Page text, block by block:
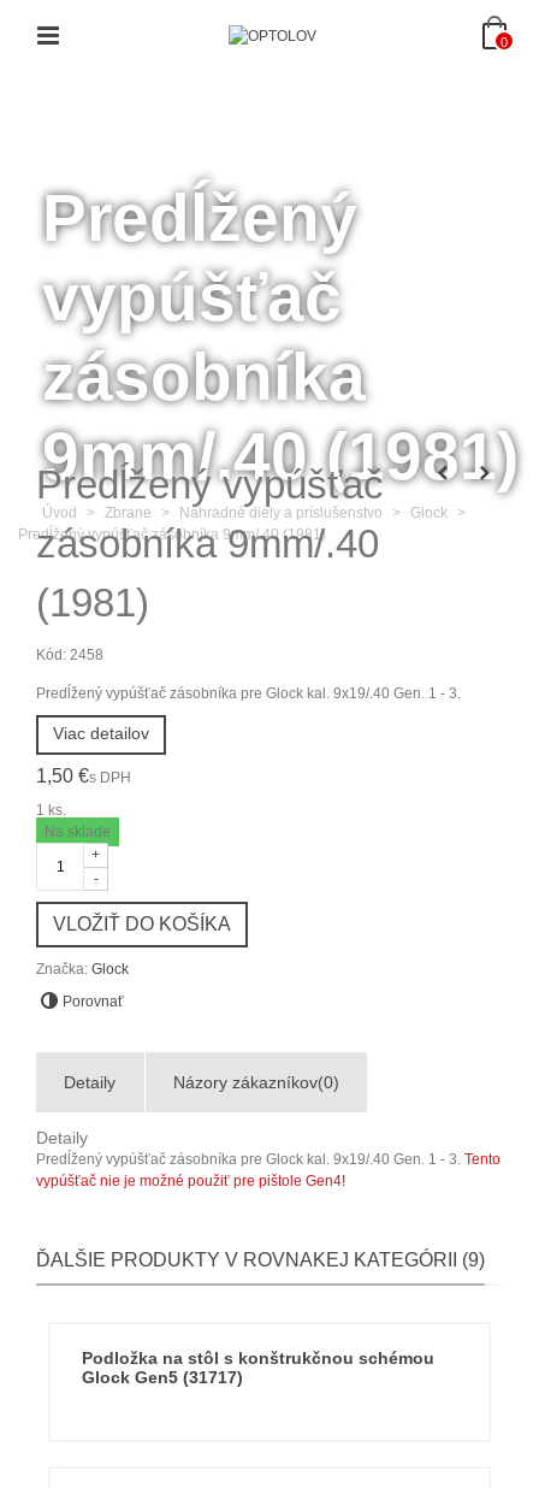
0
Predĺžený
vypúšťač
zásobníka
9mm/.40 (1981)
Úvod > Zbrane > Náhradné diely a príslušenstvo > Glock >
Predĺžený vypúšťač zásobníka 9mm/.40 (1981)
Predĺžený vypúšťač
zásobníka 9mm/.40
(1981)
Kód: 2458
Predĺžený vypúšťač zásobníka pre Glock kal. 9x19/.40 Gen. 1 - 3.
Viac detailov
1,50 €s DPH
1 ks.
Na sklade
-
+
VLOŽIŤ DO KOŠÍKA
Značka: Glock
Porovnať
Detaily Názory zákazníkov(0)
Detaily
Predĺžený vypúšťač zásobníka pre Glock kal. 9x19/.40 Gen. 1 - 3. Tento
vypúšťač nie je možné použiť pre pištole Gen4!
ĎALŠIE PRODUKTY V ROVNAKEJ KATEGÓRII (9)
Podložka na stôl s konštrukčnou schémou
Glock Gen5 (31717)